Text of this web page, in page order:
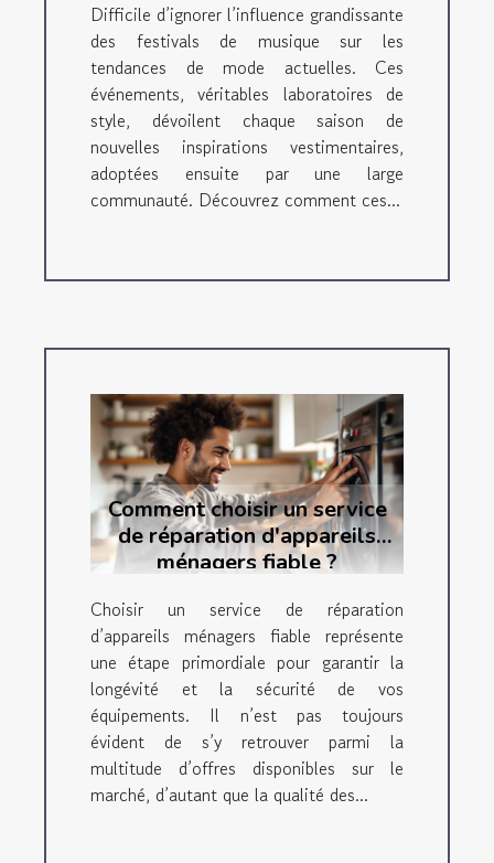
Difficile d’ignorer l’influence grandissante
des festivals de musique sur les
tendances de mode actuelles. Ces
événements, véritables laboratoires de
style, dévoilent chaque saison de
nouvelles inspirations vestimentaires,
adoptées ensuite par une large
communauté. Découvrez comment ces...
Comment choisir un service
de réparation d'appareils
ménagers fiable ?
Choisir un service de réparation
d’appareils ménagers fiable représente
une étape primordiale pour garantir la
longévité et la sécurité de vos
équipements. Il n’est pas toujours
évident de s’y retrouver parmi la
multitude d’offres disponibles sur le
marché, d’autant que la qualité des...